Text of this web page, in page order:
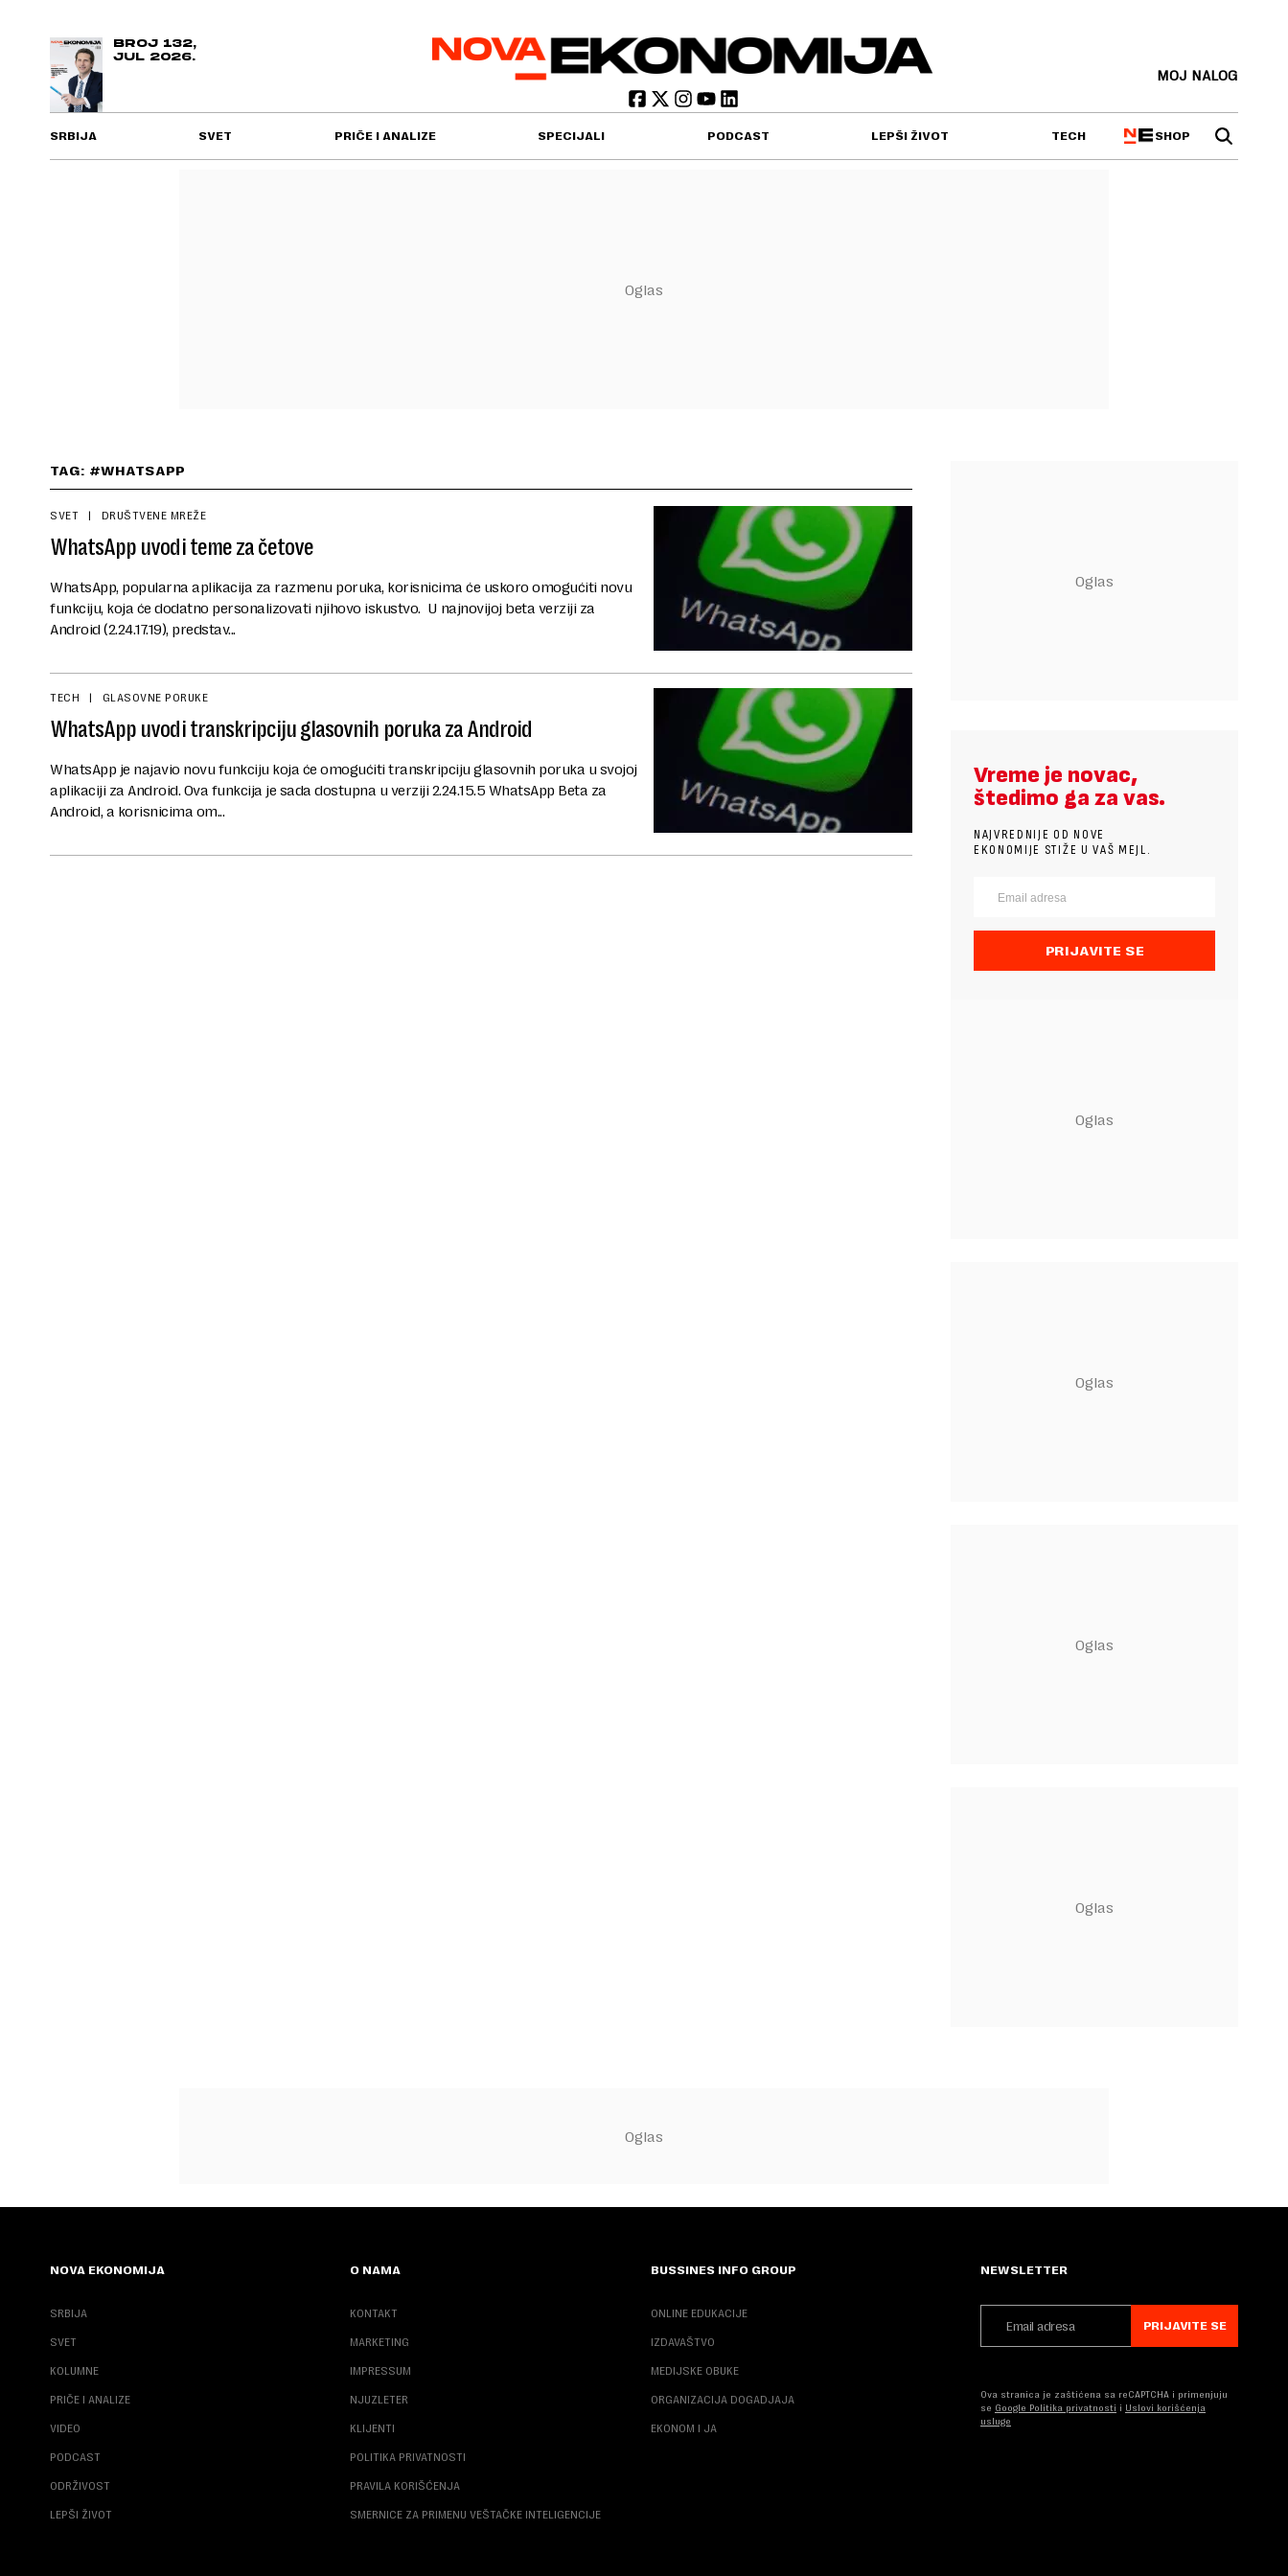
BROJ 132,
JUL 2026.
MOJ NALOG
SRBIJA SVET PRIČE I ANALIZE SPECIJALI PODCAST LEPŠI ŽIVOT TECH SHOP
TAG: #WHATSAPP
SVET DRUŠTVENE MREŽE
WhatsApp uvodi teme za četove
WhatsApp, popularna aplikacija za razmenu poruka, korisnicima će uskoro omogućiti novu
funkciju, koja će dodatno personalizovati njihovo iskustvo. U najnovijoj beta verziji za
Android (2.24.17.19), predstav...
TECH GLASOVNE PORUKE
WhatsApp uvodi transkripciju glasovnih poruka za Android
WhatsApp je najavio novu funkciju koja će omogućiti transkripciju glasovnih poruka u svojoj
aplikaciji za Android. Ova funkcija je sada dostupna u verziji 2.24.15.5 WhatsApp Beta za
Android, a korisnicima om...
Vreme je novac,
štedimo ga za vas.
NAJVREDNIJE OD NOVE
EKONOMIJE STIŽE U VAŠ MEJL.
PRIJAVITE SE
NOVA EKONOMIJA
SRBIJA
SVET
KOLUMNE
PRIČE I ANALIZE
VIDEO
PODCAST
ODRŽIVOST
LEPŠI ŽIVOT
O NAMA
KONTAKT
MARKETING
IMPRESSUM
NJUZLETER
KLIJENTI
POLITIKA PRIVATNOSTI
PRAVILA KORIŠĆENJA
SMERNICE ZA PRIMENU VEŠTAČKE INTELIGENCIJE
BUSSINES INFO GROUP
ONLINE EDUKACIJE
IZDAVAŠTVO
MEDIJSKE OBUKE
ORGANIZACIJA DOGADJAJA
EKONOM I JA
NEWSLETTER
PRIJAVITE SE
Ova stranica je zaštićena sa reCAPTCHA i primenjuju
se Google Politika privatnosti i Uslovi korišćenja
usluge